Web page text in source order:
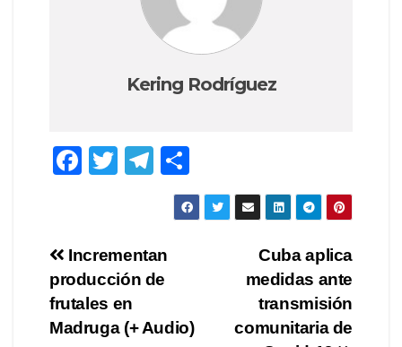
Kering Rodríguez
F
e
b
o
o
T
er
T
el
gr
a
h
ar
Post
navigation
Cuba aplica
medidas ante
transmisión
comunitaria de
Incrementan
producción de
frutales en
Madruga (+ Audio)